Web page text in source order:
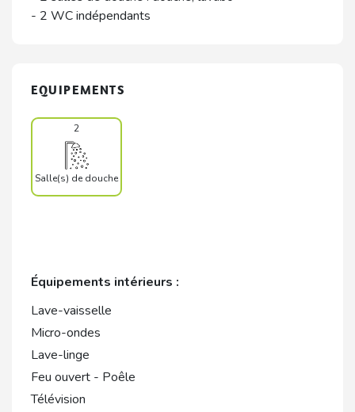
- 2 WC indépendants
EQUIPEMENTS
2
Salle(s) de douche
Équipements intérieurs :
Lave-vaisselle
Micro-ondes
Lave-linge
Feu ouvert - Poêle
Télévision